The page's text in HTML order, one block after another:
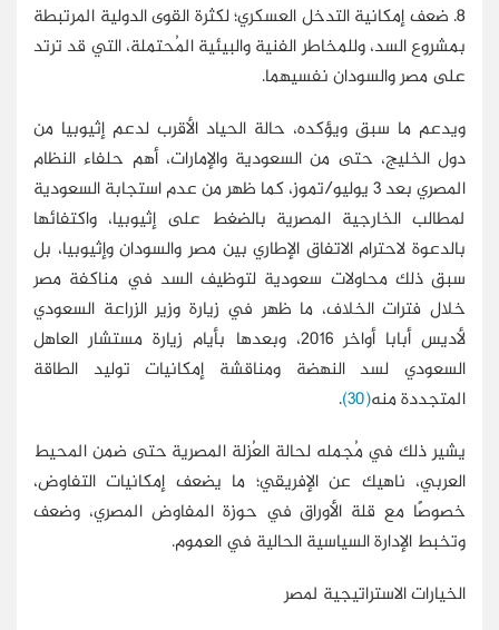
8. ضعف إمكانية التدخل العسكري؛ لكثرة القوى الدولية المرتبطة
بمشروع السد، وللمخاطر الفنية والبيئية المُحتملة، التي قد ترتد
على مصر والسودان نفسيهما.
ويدعم ما سبق ويؤكده، حالة الحياد الأقرب لدعم إثيوبيا من
دول الخليج، حتى من السعودية والإمارات، أهم حلفاء النظام
المصري بعد 3 يوليو/تموز، كما ظهر من عدم استجابة السعودية
لمطالب الخارجية المصرية بالضغط على إثيوبيا، واكتفائها
بالدعوة لاحترام الاتفاق الإطاري بين مصر والسودان وإثيوبيا، بل
سبق ذلك محاولات سعودية لتوظيف السد في مناكفة مصر
خلال فترات الخلاف، ما ظهر في زيارة وزير الزراعة السعودي
لأديس أبابا أواخر 2016، وبعدها بأيام زيارة مستشار العاهل
السعودي لسد النهضة ومناقشة إمكانيات توليد الطاقة
المتجددة منه(30)
.
يشير ذلك في مُجمله لحالة العُزلة المصرية حتى ضمن المحيط
العربي، ناهيك عن الإفريقي؛ ما يضعف إمكانيات التفاوض،
خصوصًا مع قلة الأوراق في حوزة المفاوض المصري، وضعف
وتخبط الإدارة السياسية الحالية في العموم.
الخيارات الاستراتيجية لمصر